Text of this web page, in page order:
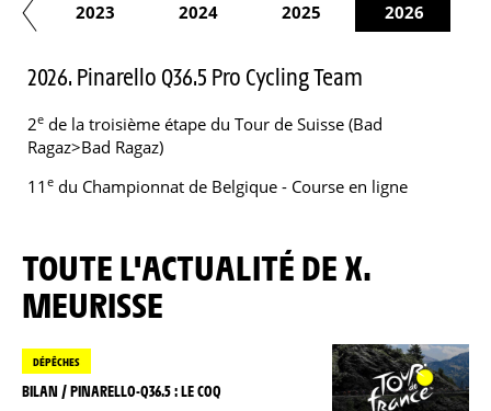
2023 2024 2025 2026
2026. Pinarello Q36.5 Pro Cycling Team
2e de la troisième étape du Tour de Suisse (Bad
Ragaz>Bad Ragaz)
11 e du Championnat de Belgique - Course en ligne
TOUTE L'ACTUALITÉ DE X.
MEURISSE
DÉPÊCHES
BILAN / PINARELLO-Q36.5 : LE COQ